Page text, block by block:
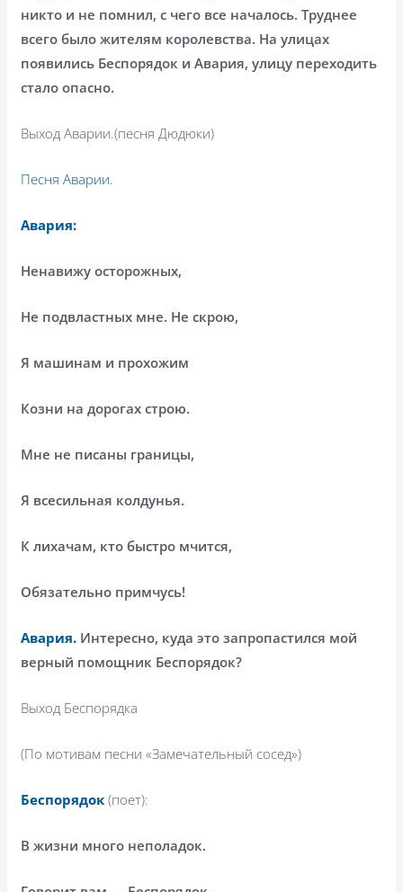
никто и не помнил, с чего все началось. Труднее
всего было жителям королевства. На улицах
появились Беспорядок и Авария, улицу переходить
стало опасно.
Выход Аварии.(песня Дюдюки)
Песня Аварии.
Авария:
Ненавижу осторожных,
Не подвластных мне. Не скрою,
Я машинам и прохожим
Козни на дорогах строю.
Мне не писаны границы,
Я всесильная колдунья.
К лихачам, кто быстро мчится,
Обязательно примчусь!
Авария. Интересно, куда это запропастился мой
верный помощник Беспорядок?
Выход Беспорядка
(По мотивам песни «Замечательный сосед»)
Беспорядок (поет):
В жизни много неполадок.